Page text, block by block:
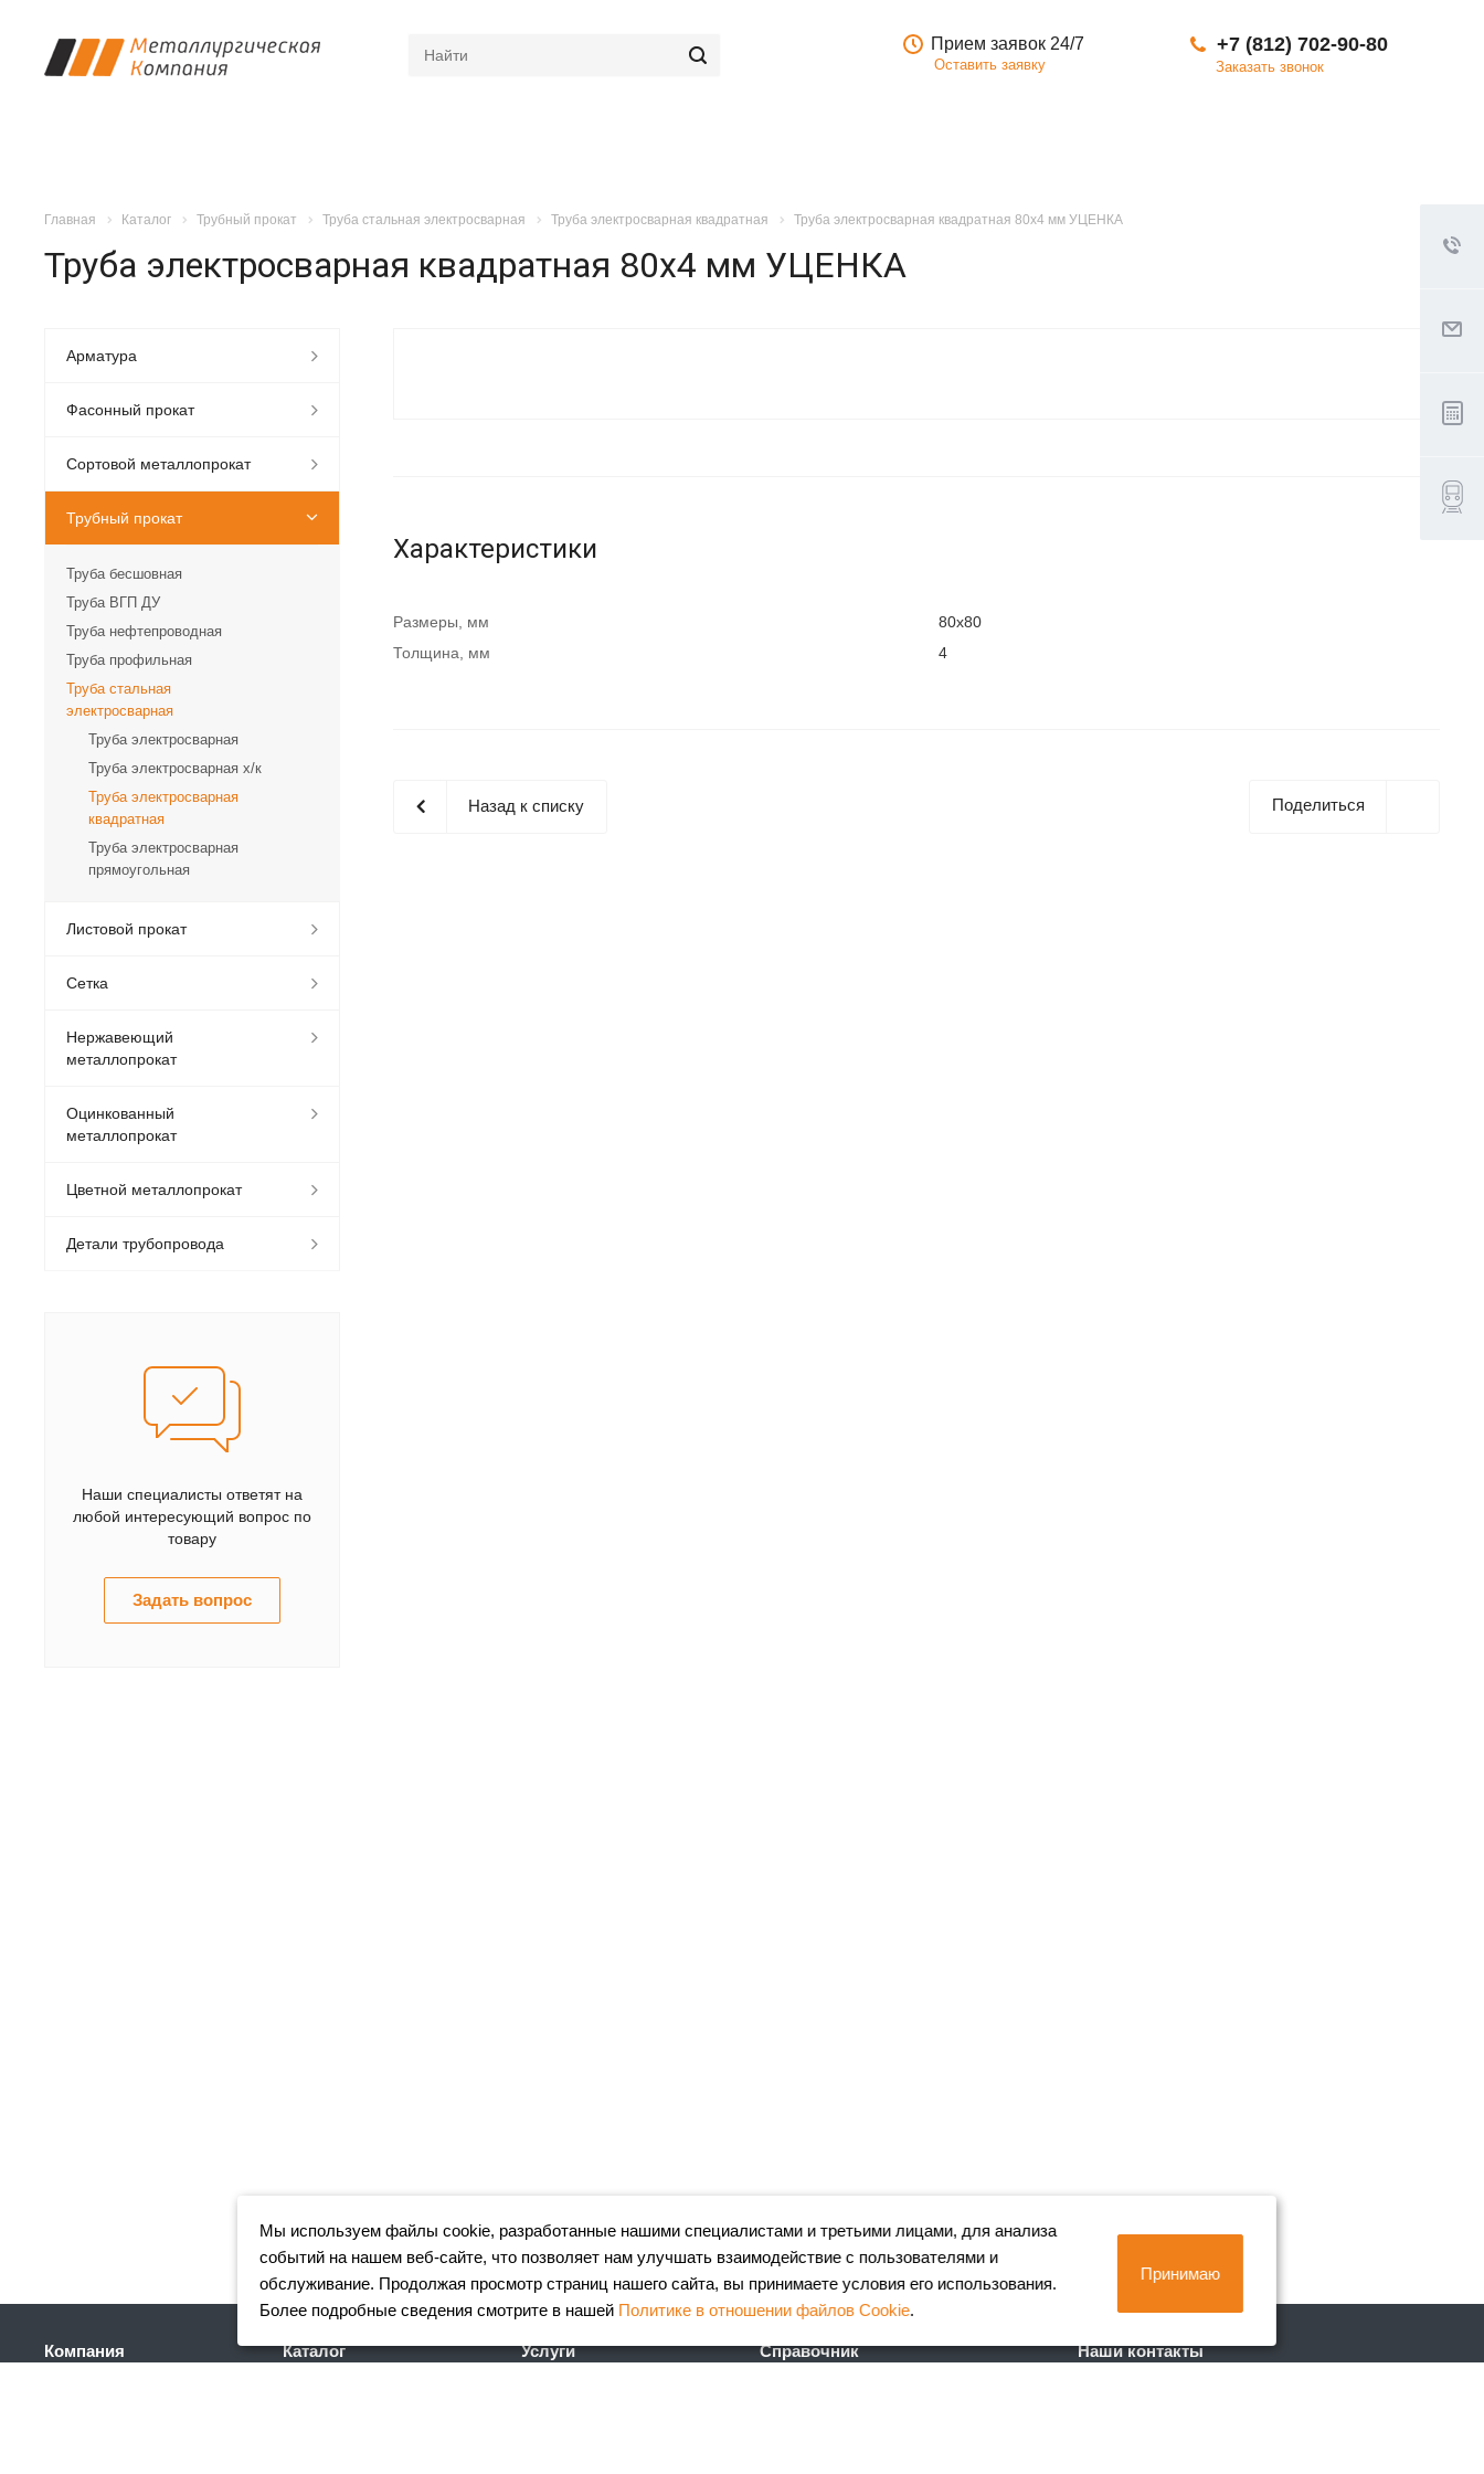
+7 (812) 702-90-80
Заказать звонок
Прием заявок 24/7
Оставить заявку
Главная Каталог Трубный прокат Труба стальная электросварная Труба электросварная квадратная Труба электросварная квадратная 80х4 мм УЦЕНКА
Труба электросварная квадратная 80х4 мм УЦЕНКА
Характеристики
Размеры, мм
80х80
Толщина, мм
4
Поделиться
Назад к списку
Арматура
Фасонный прокат
Сортовой металлопрокат
Трубный прокат
Труба бесшовная
Труба ВГП ДУ
Труба нефтепроводная
Труба профильная
Труба стальная
электросварная
Труба электросварная
Труба электросварная х/к
Труба электросварная
квадратная
Труба электросварная
прямоугольная
Листовой прокат
Сетка
Нержавеющий
металлопрокат
Оцинкованный
металлопрокат
Цветной металлопрокат
Детали трубопровода
Наши специалисты ответят на
любой интересующий вопрос по
товару
Задать вопрос
Компания Каталог Услуги Справочник Наши контакты
Мы используем файлы cookie, разработанные нашими специалистами и третьими лицами, для анализа
событий на нашем веб-сайте, что позволяет нам улучшать взаимодействие с пользователями и
обслуживание. Продолжая просмотр страниц нашего сайта, вы принимаете условия его использования.
Более подробные сведения смотрите в нашей Политике в отношении файлов Cookie.
Принимаю